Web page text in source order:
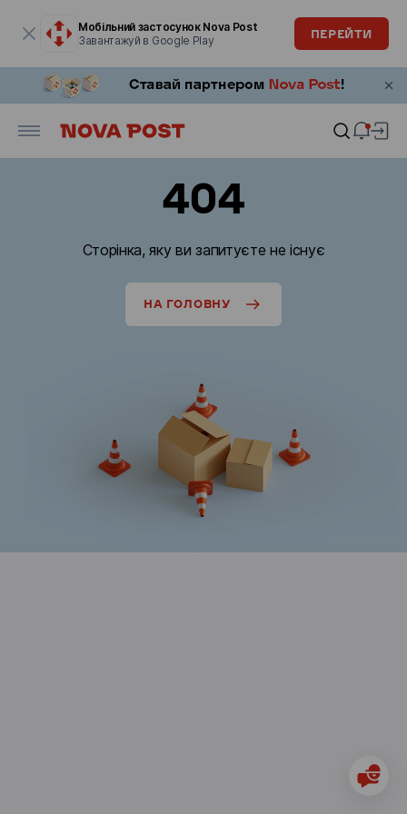
Мобільний застосунок Nova Post
Завантажуй в Google Play
ПЕРЕЙТИ
404
Сторінка, яку ви запитуєте не існує
НА ГОЛОВНУ